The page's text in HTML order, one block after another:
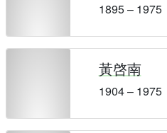
1895 – 1975
黃啓南
1904 – 1975